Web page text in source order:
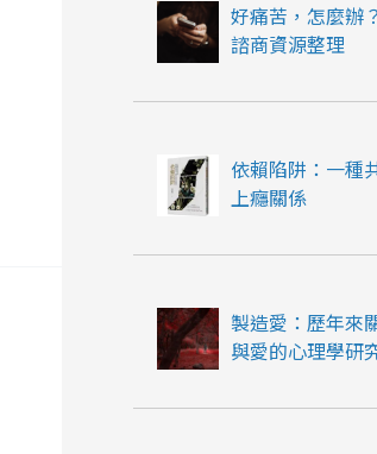
好痛苦，怎麼辦
諮商資源整理
依賴陷阱：一種
上癮關係
製造愛：歷年來
與愛的心理學研